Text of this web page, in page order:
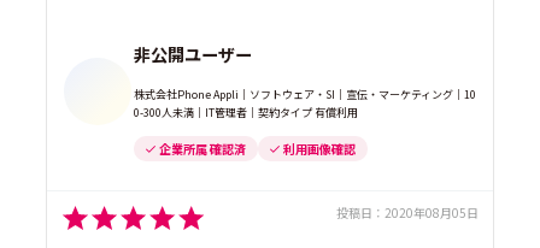
非公開ユーザー
株式会社Phone Appli｜ソフトウェア・SI｜宣伝・マーケティング｜10
0-300人未満｜IT管理者｜契約タイプ 有償利用
企業所属 確認済 利用画像確認
投稿日： 2020年08月05日